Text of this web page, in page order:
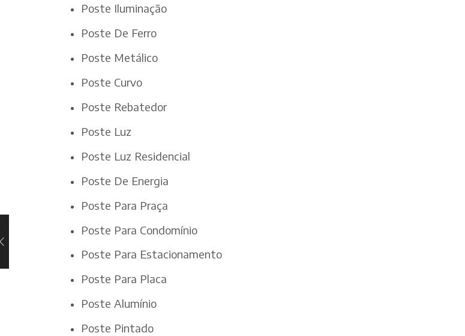
Poste Iluminação
Poste De Ferro
Poste Metálico
Poste Curvo
Poste Rebatedor
Poste Luz
Poste Luz Residencial
Poste De Energia
Poste Para Praça
Poste Para Condomínio
Poste Para Estacionamento
Poste Para Placa
Poste Alumínio
Poste Pintado